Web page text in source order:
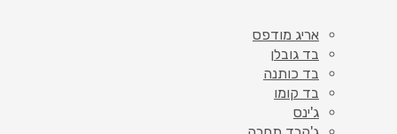
אריג מודפס
בד גובלן
בד כותנה
בד קומו
ג'ינס